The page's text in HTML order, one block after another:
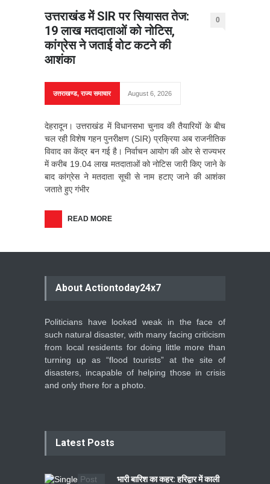
उत्तराखंड में SIR पर सियासत तेज:
19 लाख मतदाताओं को नोटिस,
कांग्रेस ने जताई वोट कटने की
आशंका
0
उत्तराखण्ड,राज्य समाचार August 6, 2026
देहरादून। उत्तराखंड में विधानसभा चुनाव की तैयारियों के बीच
चल रही विशेष गहन पुनरीक्षण (SIR) प्रक्रिया अब राजनीतिक
विवाद का केंद्र बन गई है। निर्वाचन आयोग की ओर से राज्यभर
में करीब 19.04 लाख मतदाताओं को नोटिस जारी किए जाने के
बाद कांग्रेस ने मतदाता सूची से नाम हटाए जाने की आशंका
जताते हुए गंभीर
READ MORE
About Actiontoday24x7
Politicians have looked weak in the face of
such natural disaster, with many facing criticism
from local residents for doing little more than
turning up as “flood tourists” at the site of
disasters, incapable of helping those in crisis
and only there for a photo.
Latest Posts
भारी बारिश का कहर: हरिद्वार में काली